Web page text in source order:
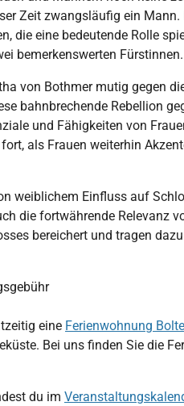
Zeit zwangsläufig ein
die eine bedeutende Rolle
bemerkenswerten Fürstinnen.
von Bothmer mutig gegen
bahnbrechende Rebellion
und Fähigkeiten von
als Frauen weiterhin
weiblichem Einfluss auf
die fortwährende Relevanz
bereichert und tragen
eine Ferienwohnung
Bei uns finden Sie die
du im